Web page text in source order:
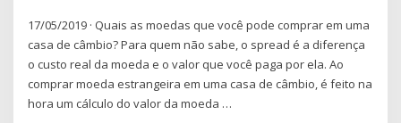
17/05/2019 · Quais as moedas que você pode comprar em uma
casa de câmbio? Para quem não sabe, o spread é a diferença
o custo real da moeda e o valor que você paga por ela. Ao
comprar moeda estrangeira em uma casa de câmbio, é feito na
hora um cálculo do valor da moeda …